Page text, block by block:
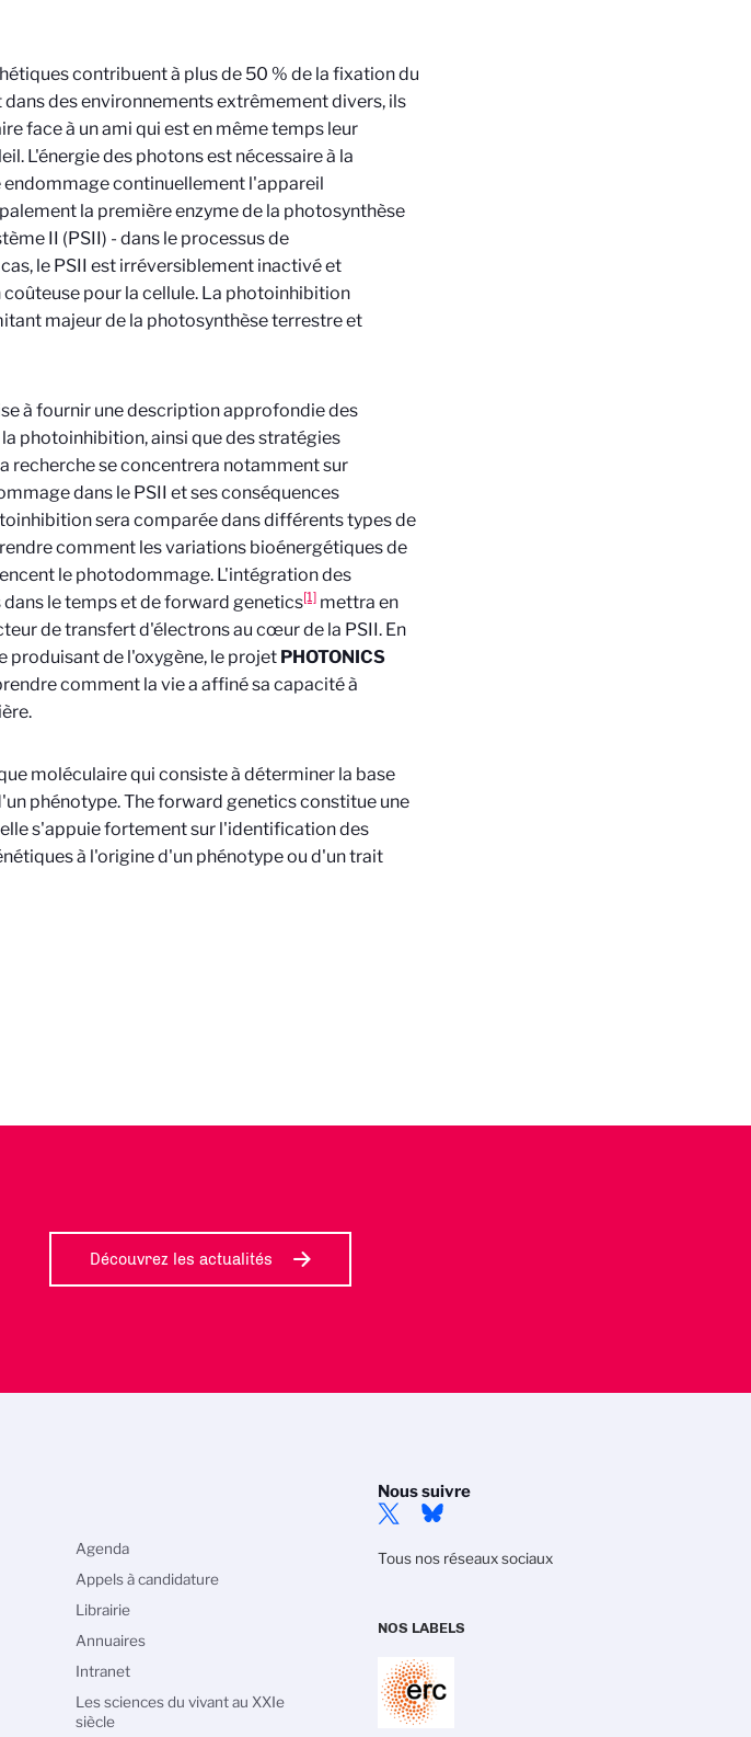
contribuent à plus de 50 % de la fixation du
dans des environnements extrêmement divers, ils
face à un ami qui est en même temps leur
L'énergie des photons est nécessaire à la
endommage continuellement l'appareil
la première enzyme de la photosynthèse
II (PSII) - dans le processus de
le PSII est irréversiblement inactivé et
pour la cellule. La photoinhibition
majeur de la photosynthèse terrestre et
à fournir une description approfondie des
photoinhibition, ainsi que des stratégies
recherche se concentrera notamment sur
dans le PSII et ses conséquences
sera comparée dans différents types de
comment les variations bioénergétiques de
le photodommage. L'intégration des
le temps et de forward genetics[1] mettra en
de transfert d'électrons au cœur de la PSII. En
produisant de l'oxygène, le projet PHOTONICS
comment la vie a affiné sa capacité à
moléculaire qui consiste à déterminer la base
phénotype. The forward genetics constitue une
s'appuie fortement sur l'identification des
à l'origine d'un phénotype ou d'un trait
Découvrez les actualités
Nous suivre
Tous nos réseaux sociaux
NOS LABELS
Agenda
Appels à candidature
Librairie
Annuaires
Intranet
Les sciences du vivant au XXIe
siècle